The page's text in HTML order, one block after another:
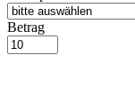
Betrag